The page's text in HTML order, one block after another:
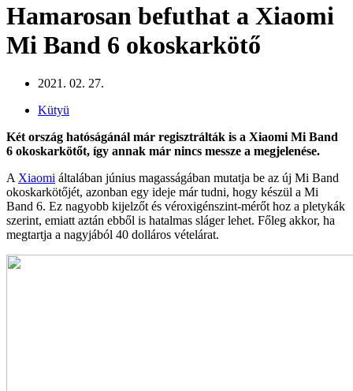
Hamarosan befuthat a Xiaomi
Mi Band 6 okoskarkötő
2021. 02. 27.
Kütyü
Két ország hatóságánál már regisztrálták is a Xiaomi Mi Band
6 okoskarkötőt, így annak már nincs messze a megjelenése.
AXiaomi általában június magasságában mutatja be az új Mi Band
okoskarkötőjét, azonban egy ideje már tudni, hogy készül a Mi
Band 6. Ez nagyobb kijelzőt és véroxigénszint-mérőt hoz a pletykák
szerint, emiatt aztán ebből is hatalmas sláger lehet. Főleg akkor, ha
megtartja a nagyjából 40 dolláros vételárat.